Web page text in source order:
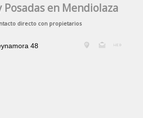
Posadas en Mendiolaza
directo con propietarios
48